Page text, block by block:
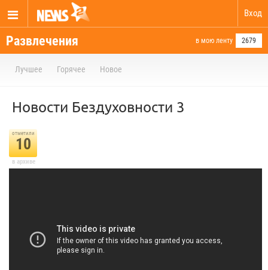
Вход
Развлечения в мою ленту 2679
Лучшее Горячее Новое
Новости Бездуховности 3
отметили
10
в архиве